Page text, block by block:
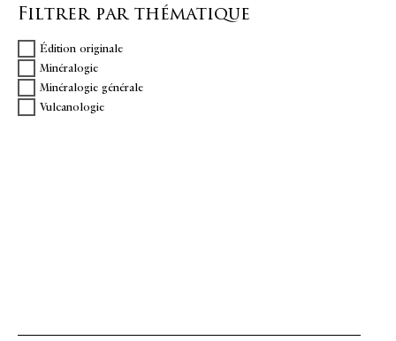
Filtrer par thématique
Édition originale
Minéralogie
Minéralogie générale
Vulcanologie